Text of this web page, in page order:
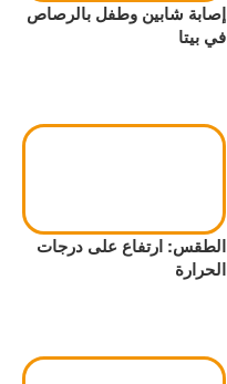
إصابة شابين وطفل بالرصاص
في بيتا
الطقس: ارتفاع على درجات
الحرارة